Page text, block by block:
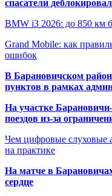
спасатели
BMW i3 2026: до 850 км
Grand Mobile: как
ошибок
В Барановичском
пунктов в рамках
На участке
поездов из-за
Чем цифровые слуховые
на практике
На матче в
сердце